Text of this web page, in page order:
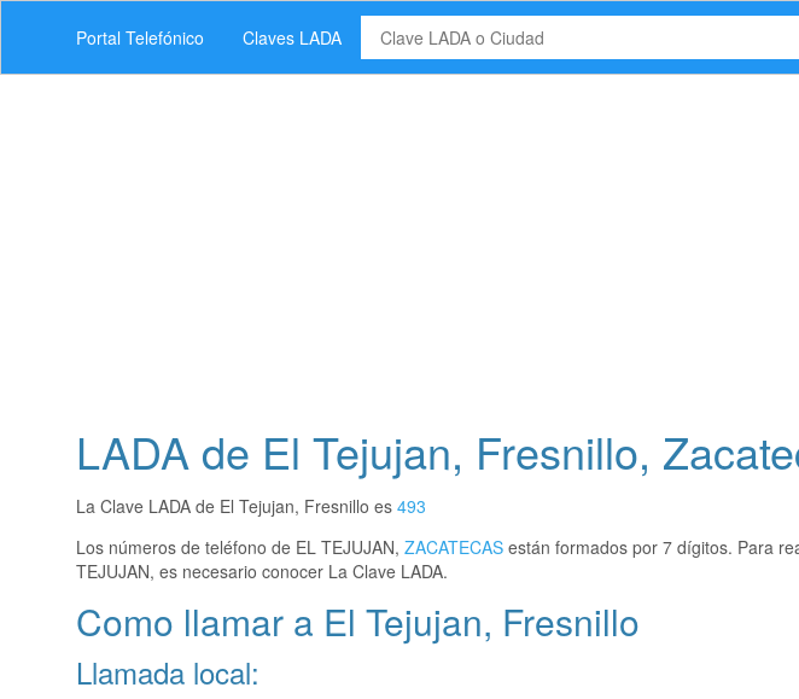
Portal Telefónico Claves LADA
LADA de El Tejujan, Fresnillo,
La Clave LADA de El Tejujan, Fresnillo es 493
Los números de teléfono de EL TEJUJAN, ZACATECAS están formados por 7 dígitos. Para
TEJUJAN, es necesario conocer La Clave LADA.
Como llamar a El Tejujan, Fresnillo
Llamada local: